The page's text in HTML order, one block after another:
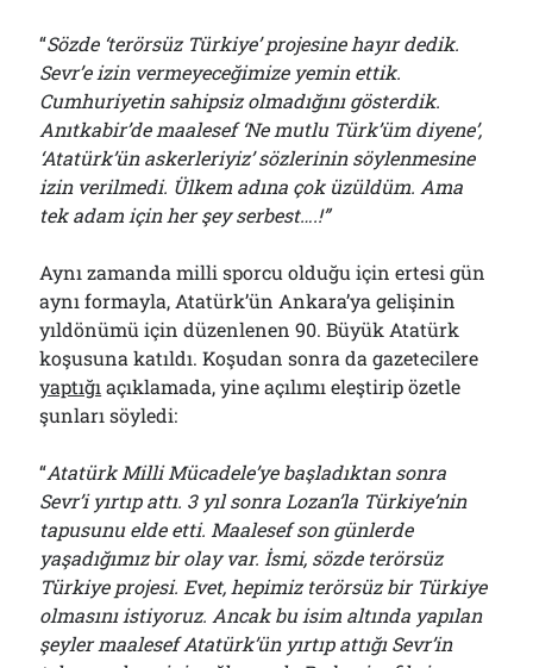
“Sözde ‘terörsüz Türkiye’ projesine hayır dedik.
Sevr’e izin vermeyeceğimize yemin ettik.
Cumhuriyetin sahipsiz olmadığını gösterdik.
Anıtkabir’de maalesef ‘Ne mutlu Türk’üm diyene’,
‘Atatürk’ün askerleriyiz’ sözlerinin söylenmesine
izin verilmedi. Ülkem adına çok üzüldüm. Ama
tek adam için her şey serbest….!”
Aynı zamanda milli sporcu olduğu için ertesi gün
aynı formayla, Atatürk’ün Ankara’ya gelişinin
yıldönümü için düzenlenen 90. Büyük Atatürk
koşusuna katıldı. Koşudan sonra da gazetecilere
yaptığı açıklamada, yine açılımı eleştirip özetle
şunları söyledi:
“Atatürk Milli Mücadele’ye başladıktan sonra
Sevr’i yırtıp attı. 3 yıl sonra Lozan’la Türkiye’nin
tapusunu elde etti. Maalesef son günlerde
yaşadığımız bir olay var. İsmi, sözde terörsüz
Türkiye projesi. Evet, hepimiz terörsüz bir Türkiye
olmasını istiyoruz. Ancak bu isim altında yapılan
şeyler maalesef Atatürk’ün yırtıp attığı Sevr’in